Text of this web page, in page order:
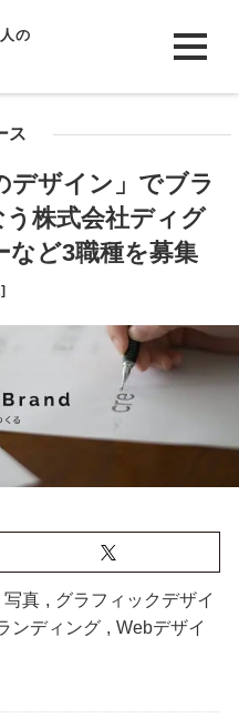
の
ス
デザイン」でブラ
株式会社ディグ
など3職種を募集
写真 , グラフィックデザイ
ンディング , Webデザイ